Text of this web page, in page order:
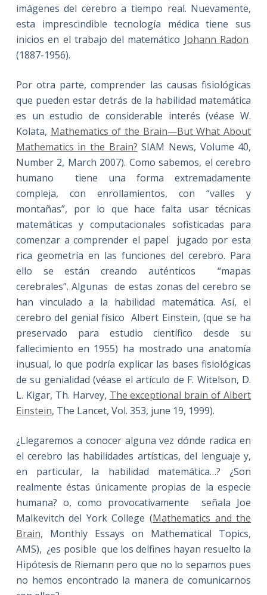
imágenes del cerebro a tiempo real. Nuevamente,
esta imprescindible tecnología médica tiene sus
inicios en el trabajo del matemático Johann Radon
(1887-1956).
Por otra parte, comprender las causas fisiológicas
que pueden estar detrás de la habilidad matemática
es un estudio de considerable interés (véase W.
Kolata, Mathematics of the Brain—But What About
Mathematics in the Brain? SIAM News, Volume 40,
Number 2, March 2007). Como sabemos, el cerebro
humano tiene una forma extremadamente
compleja, con enrollamientos, con “valles y
montañas”, por lo que hace falta usar técnicas
matemáticas y computacionales sofisticadas para
comenzar a comprender el papel jugado por esta
rica geometría en las funciones del cerebro. Para
ello se están creando auténticos “mapas
cerebrales”. Algunas de estas zonas del cerebro se
han vinculado a la habilidad matemática. Así, el
cerebro del genial físico Albert Einstein, (que se ha
preservado para estudio científico desde su
fallecimiento en 1955) ha mostrado una anatomía
inusual, lo que podría explicar las bases fisiológicas
de su genialidad (véase el artículo de F. Witelson, D.
L. Kigar, Th. Harvey, The exceptional brain of Albert
Einstein, The Lancet, Vol. 353, june 19, 1999).
¿Llegaremos a conocer alguna vez dónde radica en
el cerebro las habilidades artísticas, del lenguaje y,
en particular, la habilidad matemática…? ¿Son
realmente éstas únicamente propias de la especie
humana? o, como provocativamente señala Joe
Malkevitch del York College (Mathematics and the
Brain, Monthly Essays on Mathematical Topics,
AMS), ¿es posible que los delfines hayan resuelto la
Hipótesis de Riemann pero que no lo sepamos pues
no hemos encontrado la manera de comunicarnos